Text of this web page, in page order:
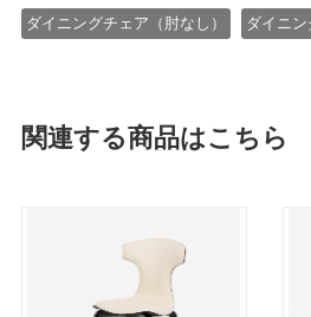
ダイニングチェア（肘なし） ダイニ
関連する商品はこちら